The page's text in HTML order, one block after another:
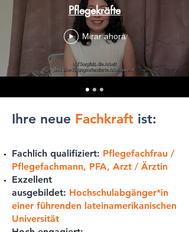
Pflegekräfte
Mirar ahora
Ihre neue Fachkraft ist:
Fachlich qualifiziert: Pflegefachfrau /
Pflegefachmann, PFA, Arzt / Ärztin
Exzellent
ausgebildet: Hochschulabgänger*in
einer führenden lateinamerikanischen
Universität